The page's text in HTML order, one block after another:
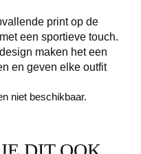
print op de
een sportieve touch.
maken het een
en geven elke outfit
niet beschikbaar.